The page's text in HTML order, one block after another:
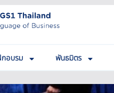
อบรม พันธมิตร